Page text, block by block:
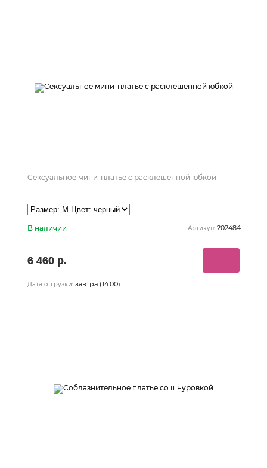
Сексуальное мини-платье с расклешенной юбкой
В наличии Артикул: 202484
6 460 р.
Дата отгрузки: завтра (14:00)